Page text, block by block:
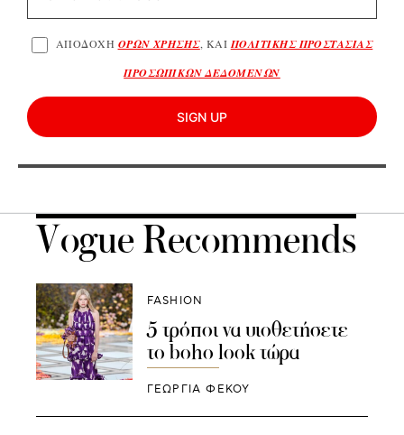
ΑΠΟΔΟΧΗ ΟΡΩΝ ΧΡΗΣΗΣ, ΚΑΙΠΟΛΙΤΙΚΗΣ ΠΡΟΣΤΑΣΙΑΣ
ΠΡΟΣΩΠΙΚΩΝ ΔΕΔΟΜΕΝΩΝ
SIGN UP
Vogue Recommends
FASHION
5 τρόποι να υιοθετήσετε
το boho look τώρα
ΓΕΩΡΓΙΑ ΦΕΚΟΥ